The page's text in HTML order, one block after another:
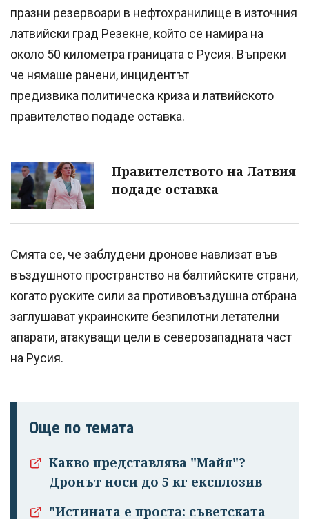
празни резервоари в нефтохранилище в източния
латвийски град Резекне, който се намира на
около 50 километра границата с Русия. Въпреки
че нямаше ранени, инцидентът
предизвика политическа криза и латвийското
правителство подаде оставка.
Правителството на Латвия
подаде оставка
Смята се, че заблудени дронове навлизат във
въздушното пространство на балтийските страни,
когато руските сили за противовъздушна отбрана
заглушават украинските безпилотни летателни
апарати, атакуващи цели в северозападната част
на Русия.
Още по темата
Какво представлява "Майя"?
Дронът носи до 5 кг експлозив
"Истината е проста: съветската